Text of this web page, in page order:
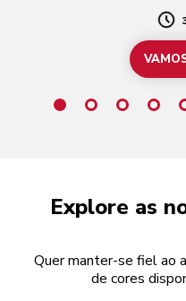
Explore as
Quer manter-se fiel ao
de cores